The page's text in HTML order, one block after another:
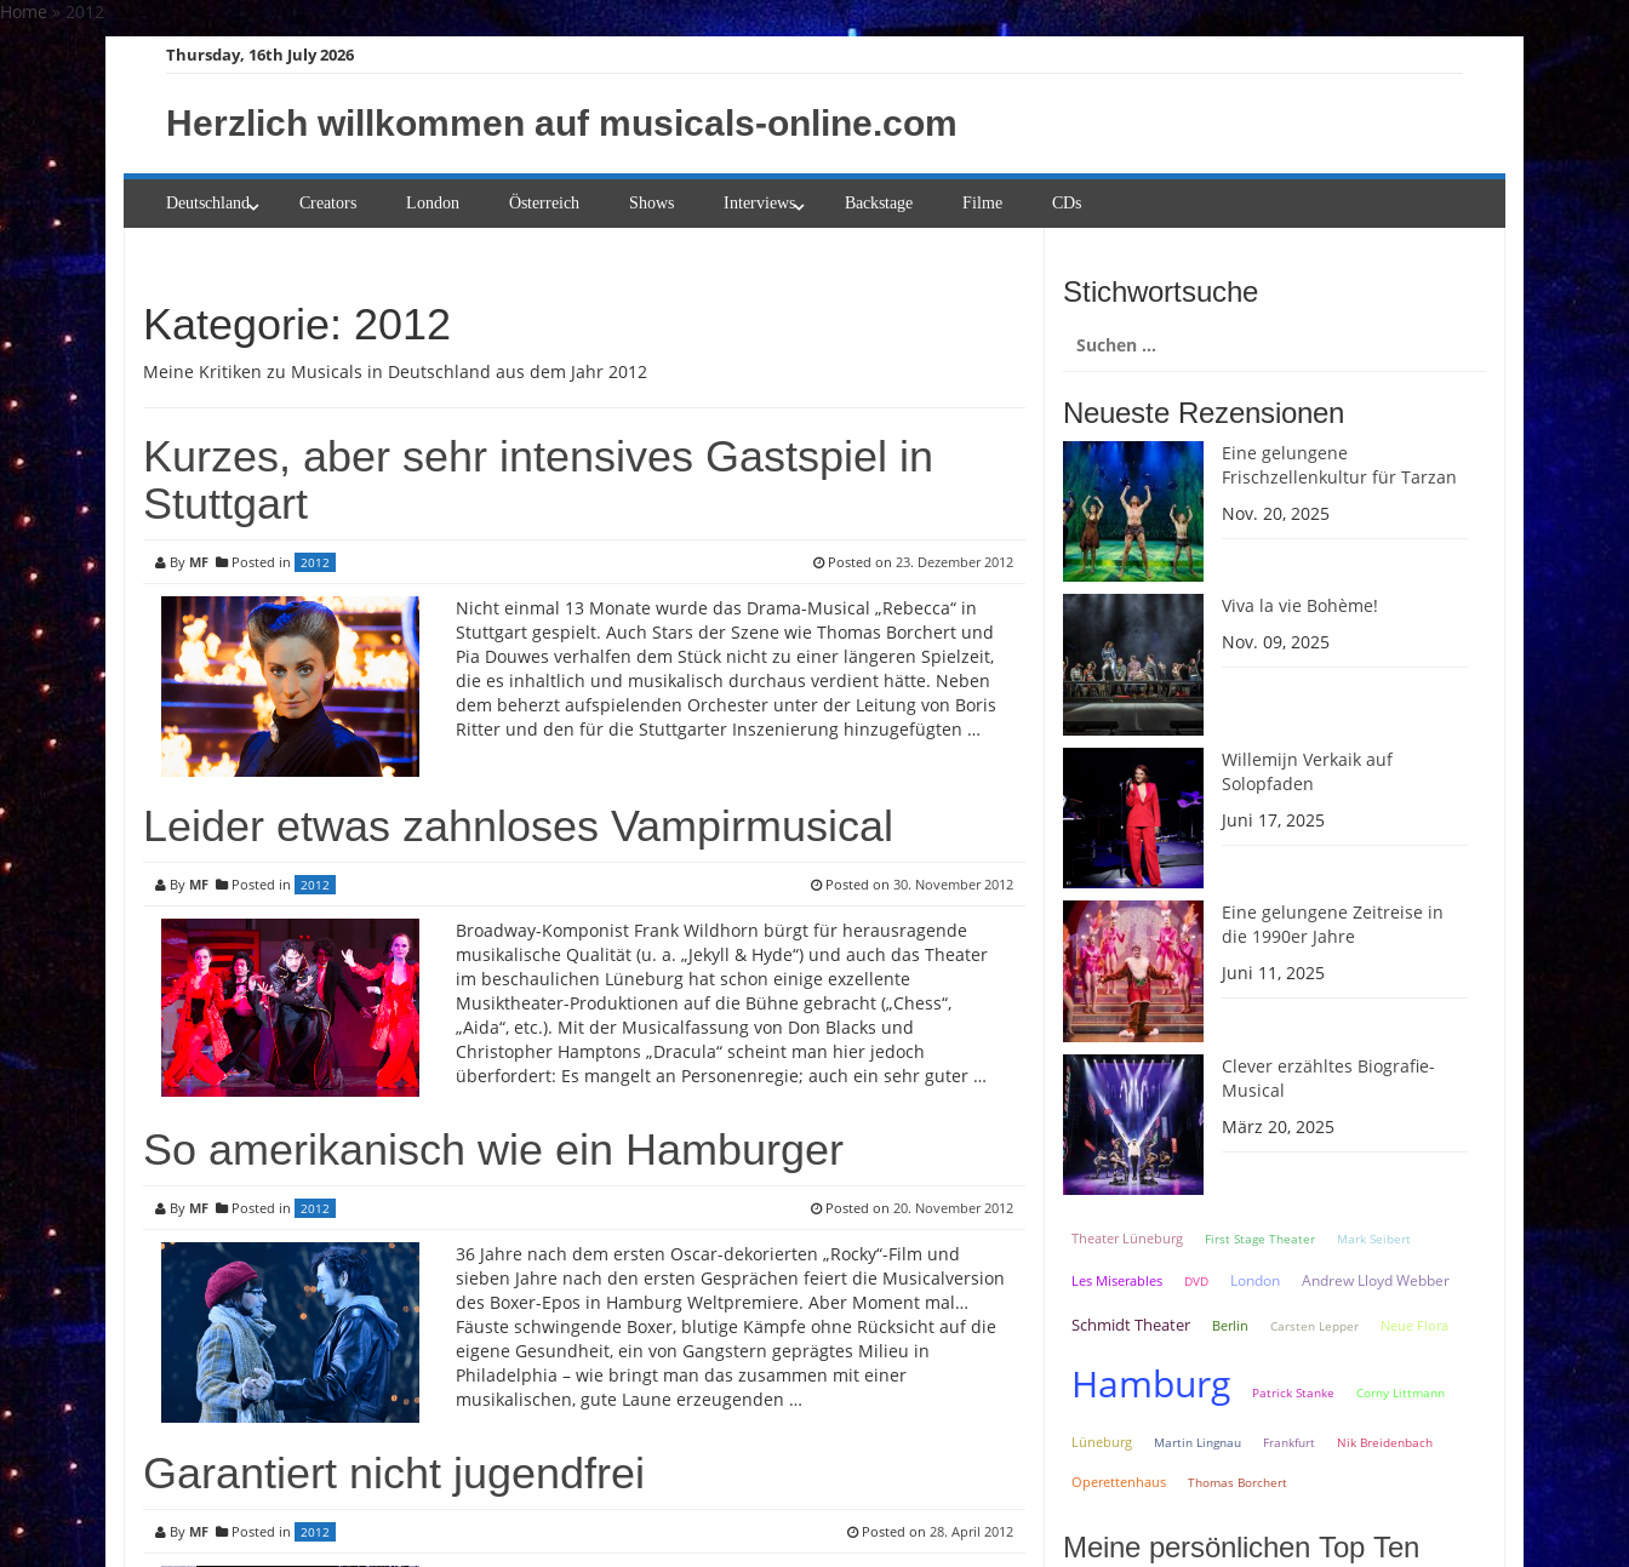
Skip
Home » 2012
Thursday, 16th July 2026
Herzlich willkommen auf musicals-online.com
Deutschland Creators London Österreich Shows Interviews Backstage Filme CDs
Kategorie: 2012
Meine Kritiken zu Musicals in Deutschland aus dem Jahr 2012
Kurzes, aber sehr intensives Gastspiel in
Stuttgart
By MF Posted in 2012 Posted on 23. Dezember 2012
Nicht einmal 13 Monate wurde das Drama-Musical „Rebecca“ in
Stuttgart gespielt. Auch Stars der Szene wie Thomas Borchert und
Pia Douwes verhalfen dem Stück nicht zu einer längeren Spielzeit,
die es inhaltlich und musikalisch durchaus verdient hätte. Neben
dem beherzt aufspielenden Orchester unter der Leitung von Boris
Ritter und den für die Stuttgarter Inszenierung hinzugefügten …
Leider etwas zahnloses Vampirmusical
By MF Posted in 2012 Posted on 30. November 2012
Broadway-Komponist Frank Wildhorn bürgt für herausragende
musikalische Qualität (u. a. „Jekyll & Hyde“) und auch das Theater
im beschaulichen Lüneburg hat schon einige exzellente
Musiktheater-Produktionen auf die Bühne gebracht („Chess“,
„Aida“, etc.). Mit der Musicalfassung von Don Blacks und
Christopher Hamptons „Dracula“ scheint man hier jedoch
überfordert: Es mangelt an Personenregie; auch ein sehr guter …
So amerikanisch wie ein Hamburger
By MF Posted in 2012 Posted on 20. November 2012
36 Jahre nach dem ersten Oscar-dekorierten „Rocky“-Film und
sieben Jahre nach den ersten Gesprächen feiert die Musicalversion
des Boxer-Epos in Hamburg Weltpremiere. Aber Moment mal…
Fäuste schwingende Boxer, blutige Kämpfe ohne Rücksicht auf die
eigene Gesundheit, ein von Gangstern geprägtes Milieu in
Philadelphia – wie bringt man das zusammen mit einer
musikalischen, gute Laune erzeugenden …
Garantiert nicht jugendfrei
By MF Posted in 2012 Posted on 28. April 2012
Stichwortsuche
nach:
Neueste Rezensionen
Eine gelungene
Frischzellenkultur für Tarzan
Nov. 20, 2025
Viva la vie Bohème!
Nov. 09, 2025
Willemijn Verkaik auf
Solopfaden
Juni 17, 2025
Eine gelungene Zeitreise in
die 1990er Jahre
Juni 11, 2025
Clever erzähltes Biografie-
Musical
März 20, 2025
Theater Lüneburg First Stage Theater Mark Seibert
Les Miserables DVD London Andrew Lloyd Webber
Schmidt Theater Berlin Carsten Lepper Neue Flora
Hamburg Patrick Stanke Corny Littmann
Lüneburg Martin Lingnau Frankfurt Nik Breidenbach
Operettenhaus Thomas Borchert
Meine persönlichen Top Ten